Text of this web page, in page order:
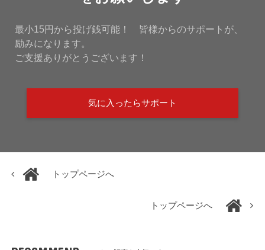
最小15円から投げ銭可能！ 皆様からのサポートが、
励みになります。
ご支援ありがとうございます！
気に入ったらサポート
トップページへ
トップページへ